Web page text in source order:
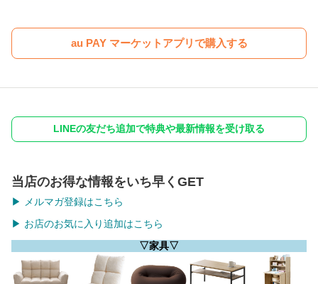
au PAY マーケットアプリで購入する
LINEの友だち追加で特典や最新情報を受け取る
当店のお得な情報をいち早くGET
▶ メルマガ登録はこちら
▶ お店のお気に入り追加はこちら
▽家具▽